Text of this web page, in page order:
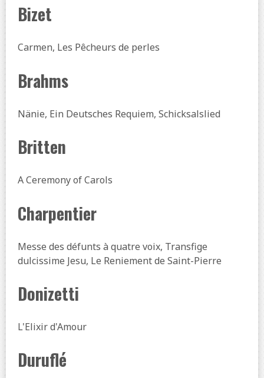
Bizet
Carmen, Les Pêcheurs de perles
Brahms
Nänie, Ein Deutsches Requiem, Schicksalslied
Britten
A Ceremony of Carols
Charpentier
Messe des défunts à quatre voix, Transfige
dulcissime Jesu, Le Reniement de Saint-Pierre
Donizetti
L'Elixir d'Amour
Duruflé